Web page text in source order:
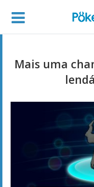
Mais uma